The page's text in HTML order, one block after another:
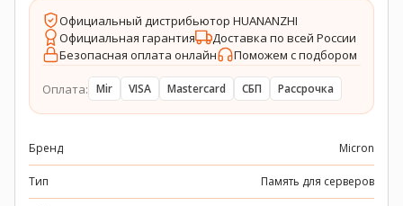
Официальный дистрибьютор HUANANZHI
Официальная гарантия
Доставка по всей России
Безопасная оплата онлайн
Поможем с подбором
Оплата: Mir VISA Mastercard СБП Рассрочка
Бренд Micron
Тип Память для серверов